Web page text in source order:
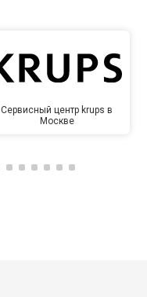
Сервисный центр krups в
Москве